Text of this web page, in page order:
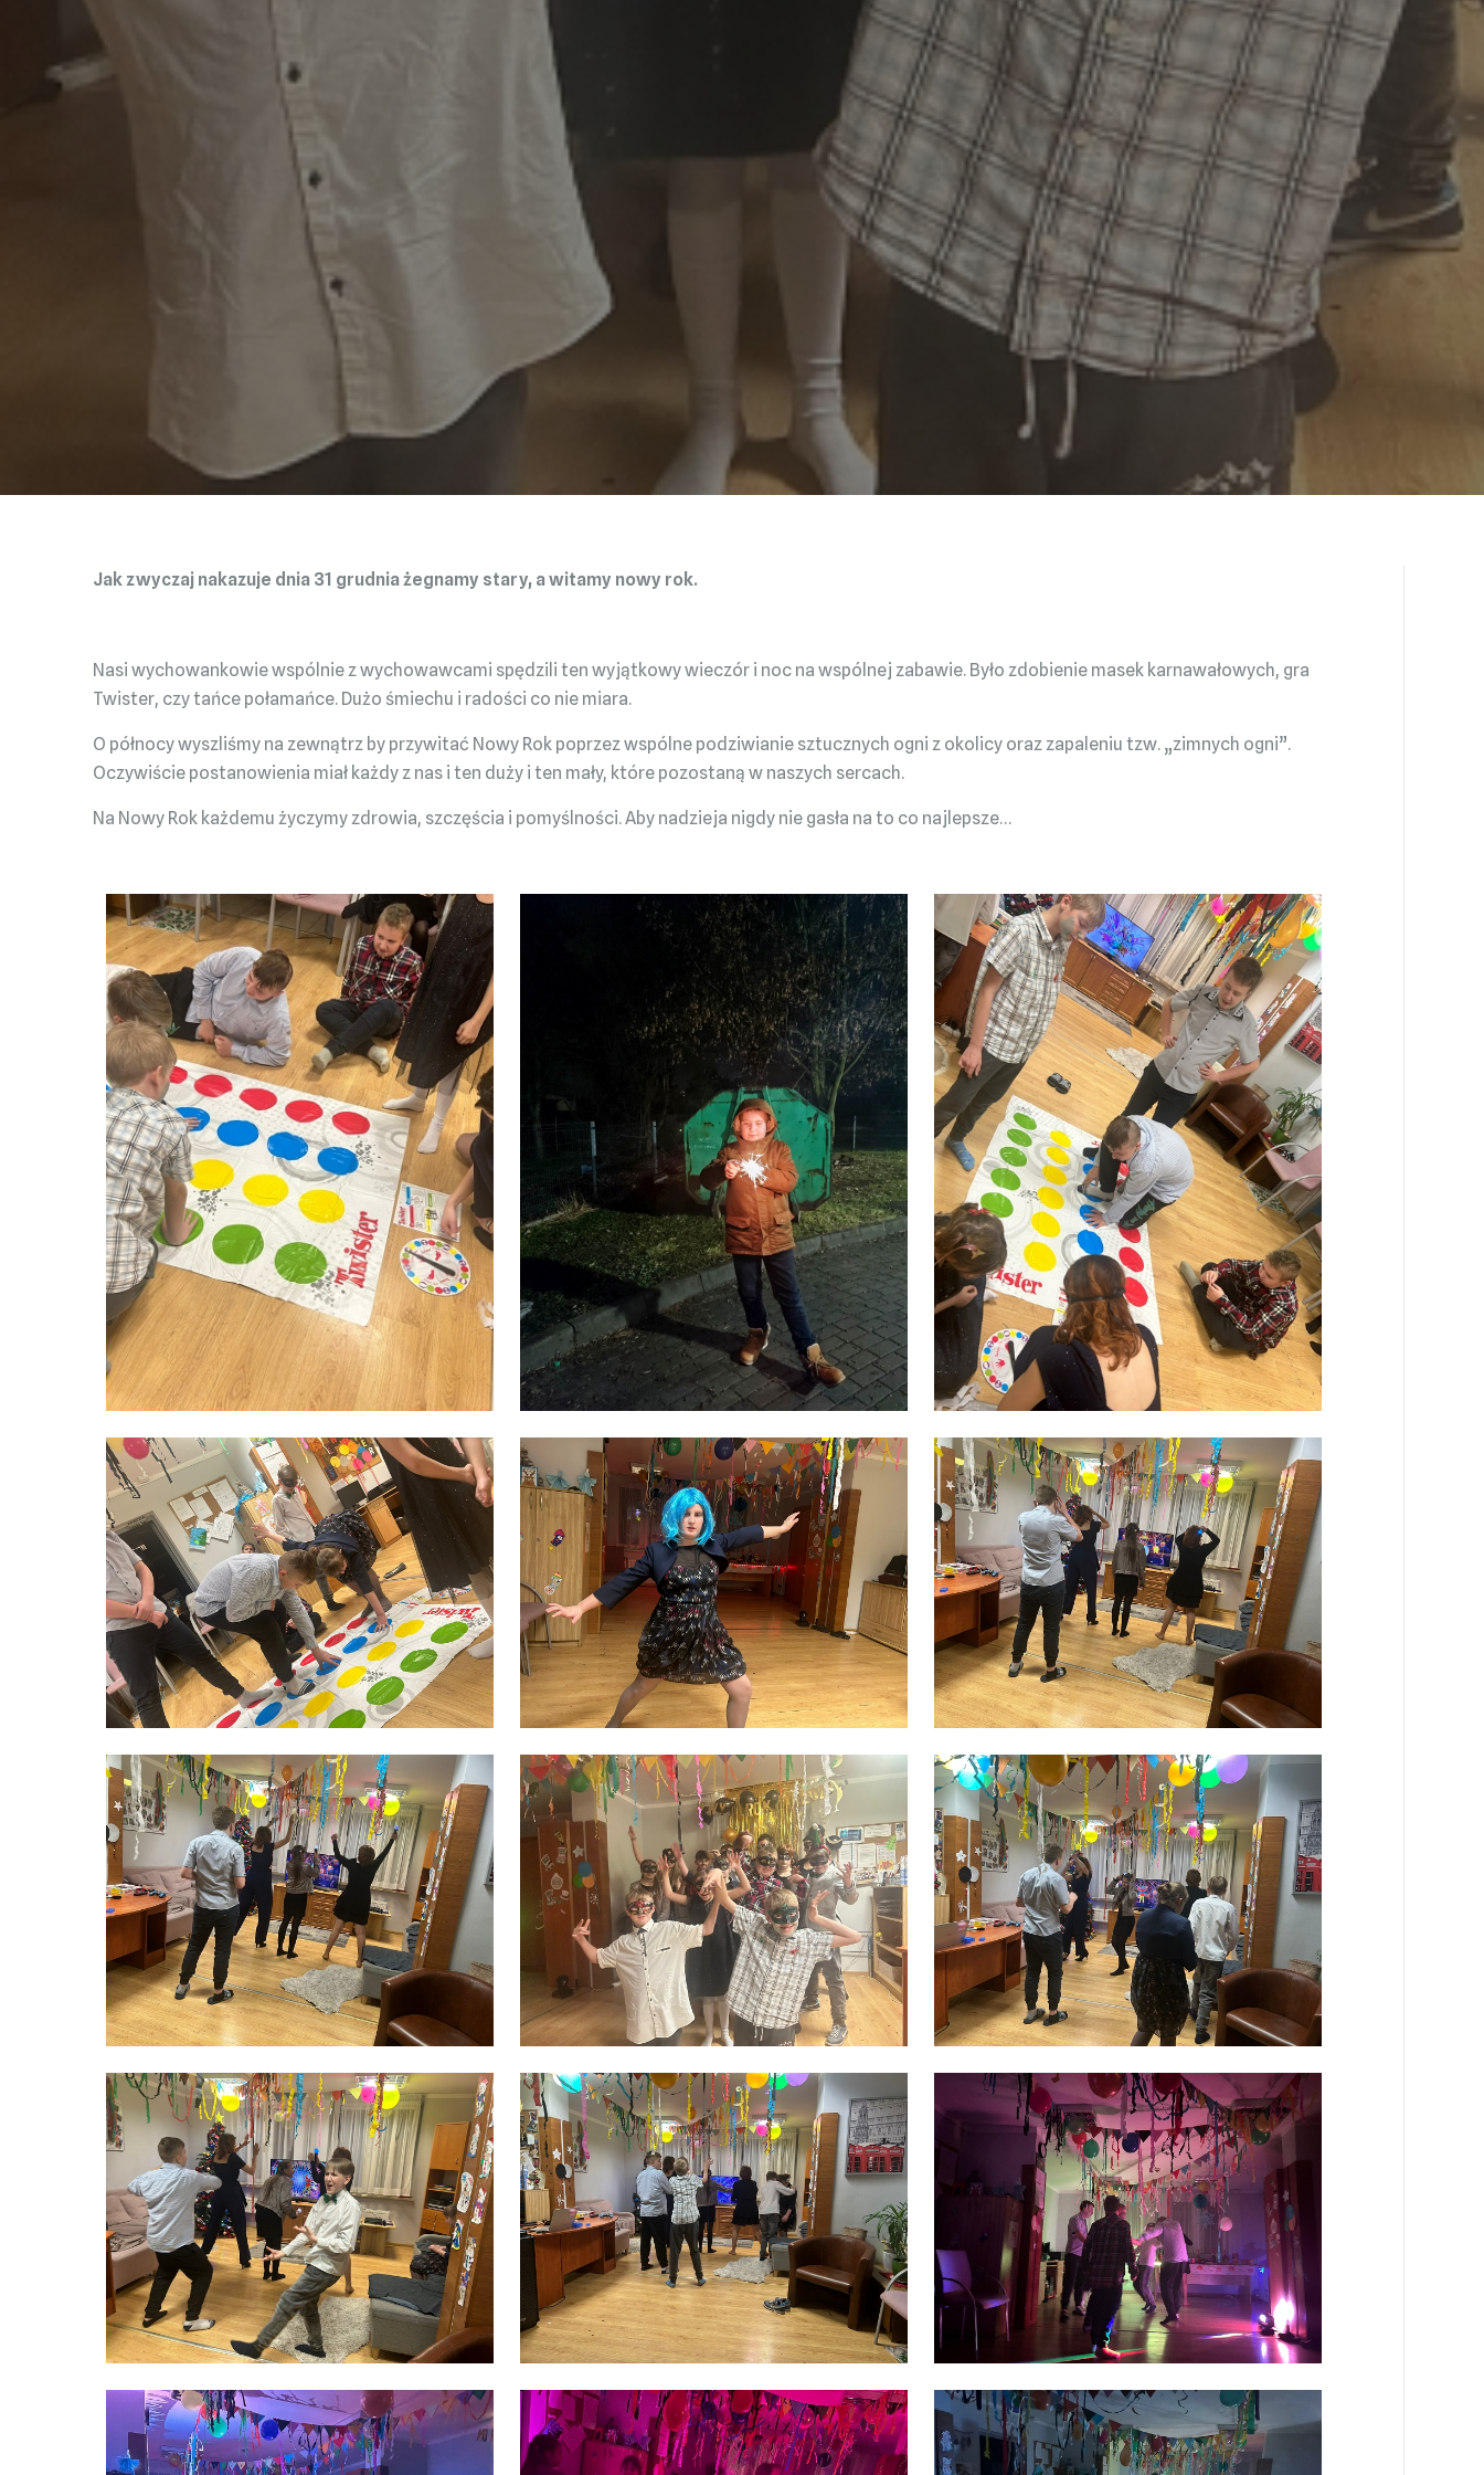
Jak zwyczaj nakazuje dnia 31 grudnia żegnamy stary, a witamy nowy rok.
Nasi wychowankowie wspólnie z wychowawcami spędzili ten wyjątkowy wieczór i noc na wspólnej zabawie. Było zdobienie masek karnawałowych, gra
Twister, czy tańce połamańce. Dużo śmiechu i radości co nie miara.
O północy wyszliśmy na zewnątrz by przywitać Nowy Rok poprzez wspólne podziwianie sztucznych ogni z okolicy oraz zapaleniu tzw. „zimnych ogni”.
Oczywiście postanowienia miał każdy z nas i ten duży i ten mały, które pozostaną w naszych sercach.
Na Nowy Rok każdemu życzymy zdrowia, szczęścia i pomyślności. Aby nadzieja nigdy nie gasła na to co najlepsze…